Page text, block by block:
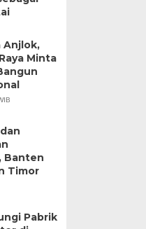
Spot,
Sistem Penerimaan
tantangan…
Anjlok,
Minta
Banten
Timor
Pabrik